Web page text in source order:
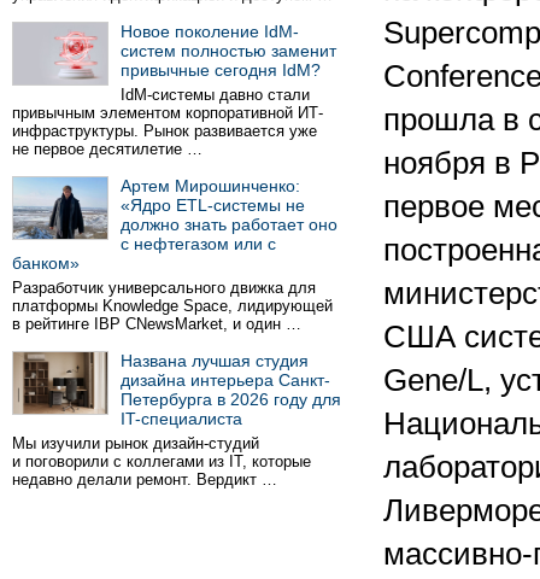
Новое поколение IdM-
систем полностью заменит
привычные сегодня IdM?
IdM-системы давно стали
привычным элементом корпоративной ИТ-
инфраструктуры. Рынок развивается уже
не первое десятилетие …
Артем Мирошинченко:
«Ядро ETL-системы не
должно знать работает оно
с нефтегазом или с
банком»
Разработчик универсального движка для
платформы Knowledge Space, лидирующей
в рейтинге IBP CNewsMarket, и один …
Названа лучшая студия
дизайна интерьера Санкт-
Петербурга в 2026 году для
IT-специалиста
Мы изучили рынок дизайн-студий
и поговорили с коллегами из IT, которые
недавно делали ремонт. Вердикт …
прошла в
ноября в
первое
США
Gene/L,
массивно-